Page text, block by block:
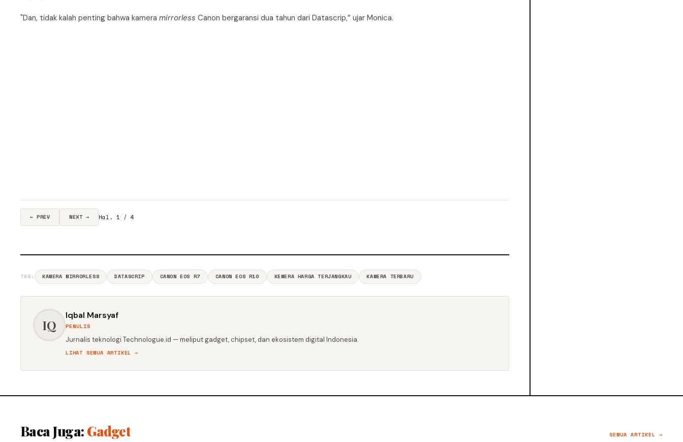
"Dan, tidak kalah penting bahwa kamera mirrorless Canon bergaransi dua tahun dari Datascrip,” ujar Monica.
← PREV NEXT → Hal. 1 / 4
TAG: KAMERA MIRRORLESS DATASCRIP CANON EOS R7 CANON EOS R10 KEMERA HARGA TERJANGKAU KAMERA TERBARU
IQ
Iqbal Marsyaf
PENULIS
Jurnalis teknologi Technologue.id — meliput gadget, chipset, dan ekosistem digital Indonesia.
LIHAT SEMUA ARTIKEL →
Baca Juga: Gadget SEMUA ARTIKEL →